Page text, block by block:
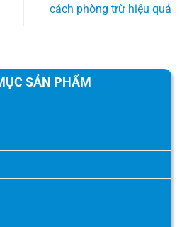
cách phòng trừ hiệu quả
SẢN PHẨM